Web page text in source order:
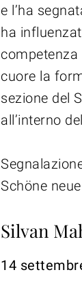
e l’ha
ha
cuore la
sezione del
all’interno
Schöne
Silvan
14